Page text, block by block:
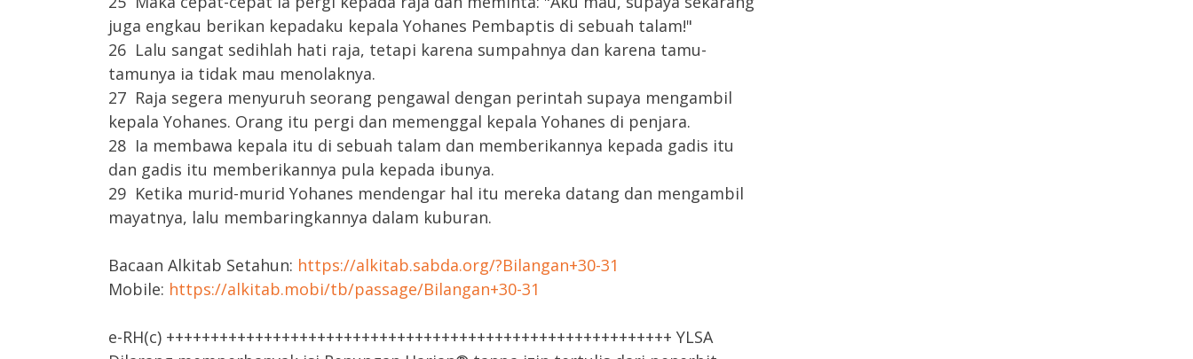
juga engkau berikan kepadaku kepala Yohanes Pembaptis di sebuah talam!"
26 Lalu sangat sedihlah hati raja, tetapi karena sumpahnya dan karena tamu-
tamunya ia tidak mau menolaknya.
27 Raja segera menyuruh seorang pengawal dengan perintah supaya mengambil
kepala Yohanes. Orang itu pergi dan memenggal kepala Yohanes di penjara.
28 Ia membawa kepala itu di sebuah talam dan memberikannya kepada gadis itu
dan gadis itu memberikannya pula kepada ibunya.
29 Ketika murid-murid Yohanes mendengar hal itu mereka datang dan mengambil
mayatnya, lalu membaringkannya dalam kuburan.
Bacaan Alkitab Setahun: https://alkitab.sabda.org/?Bilangan+30-31
Mobile: https://alkitab.mobi/tb/passage/Bilangan+30-31
e-RH(c) +++++++++++++++++++++++++++++++++++++++++++++++++++++++++ YLSA